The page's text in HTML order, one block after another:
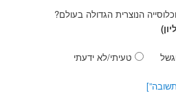
הנוצרית הגדולה בעולם?
טעיתי/לא ידעתי